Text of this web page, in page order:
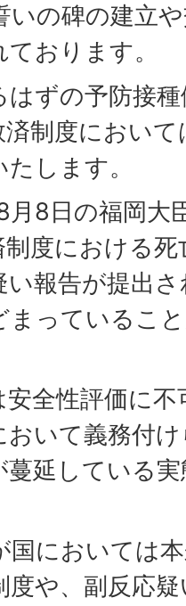
いの碑の建立
おります。
ずの予防接
制度におい
します。
8日の福岡大
度における
い報告が提出
まっているこ
全性評価に
おいて義務付
蔓延している
国においては
や、副反応